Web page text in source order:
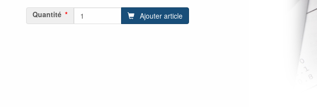
Quantité Ajouter article